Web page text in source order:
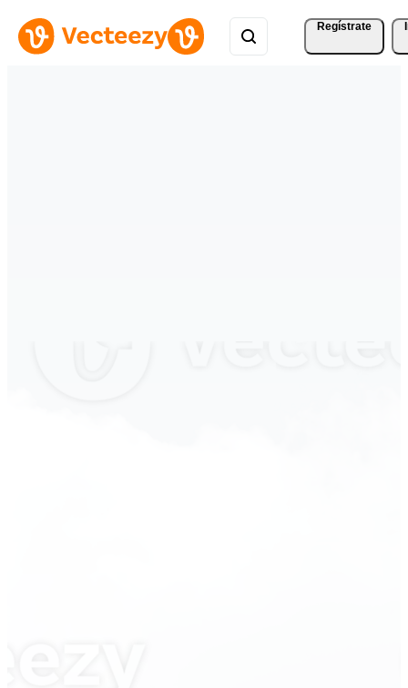
Regístrate